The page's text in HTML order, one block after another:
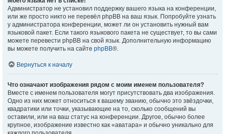
Администратор не установил поддержку вашего языка на конференции,
или же просто никто не перевёл phpBB на ваш язык. Попробуйте узнать
у администратора конференции, может ли он установить нужный вам
языковой пакет. Если такого языкового пакета не существует, то вы сами
можете перевести phpBB на свой язык. Дополнительную информацию
вы можете получить на сайте phpBB®.
Вернуться к началу
Что означают изображения рядом с моим именем пользователя?
Вместе с именем пользователя могут присутствовать два изображения.
Одно из них может относиться к вашему званию, обычно это звёздочки,
квадратики или точки, указывающие на то, сколько сообщений вы
оставили, или на ваш статус на конференции. Другое, обычно более
крупное, изображение известно как «аватара» и обычно уникально для